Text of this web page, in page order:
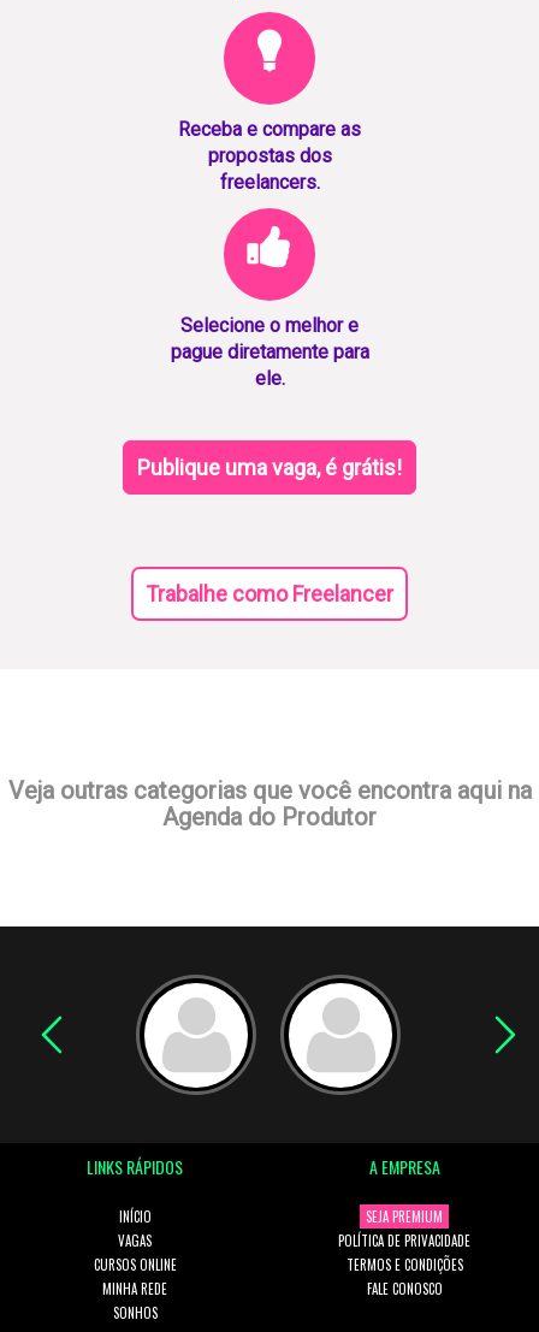
Receba e compare as
propostas dos
freelancers.
Selecione o melhor e
pague diretamente para
ele.
Publique uma vaga, é grátis!
Trabalhe como Freelancer
Veja outras categorias que você encontra aqui na
Agenda do Produtor
LINKS RÁPIDOS
INÍCIO
VAGAS
CURSOS ONLINE
MINHA REDE
SONHOS
A EMPRESA
SEJA PREMIUM
POLÍTICA DE PRIVACIDADE
TERMOS E CONDIÇÕES
FALE CONOSCO